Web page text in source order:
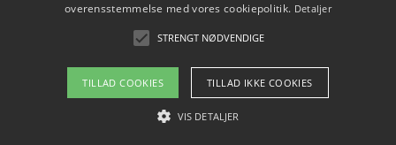
Copyright 2026 - Pilanto Aps
Om / kontakt
Blog Betingelser
overensstemmelse med vores cookiepolitik. Detaljer
STRENGT NØDVENDIGE
TILLAD COOKIES TILLAD IKKE COOKIES
VIS DETALJER